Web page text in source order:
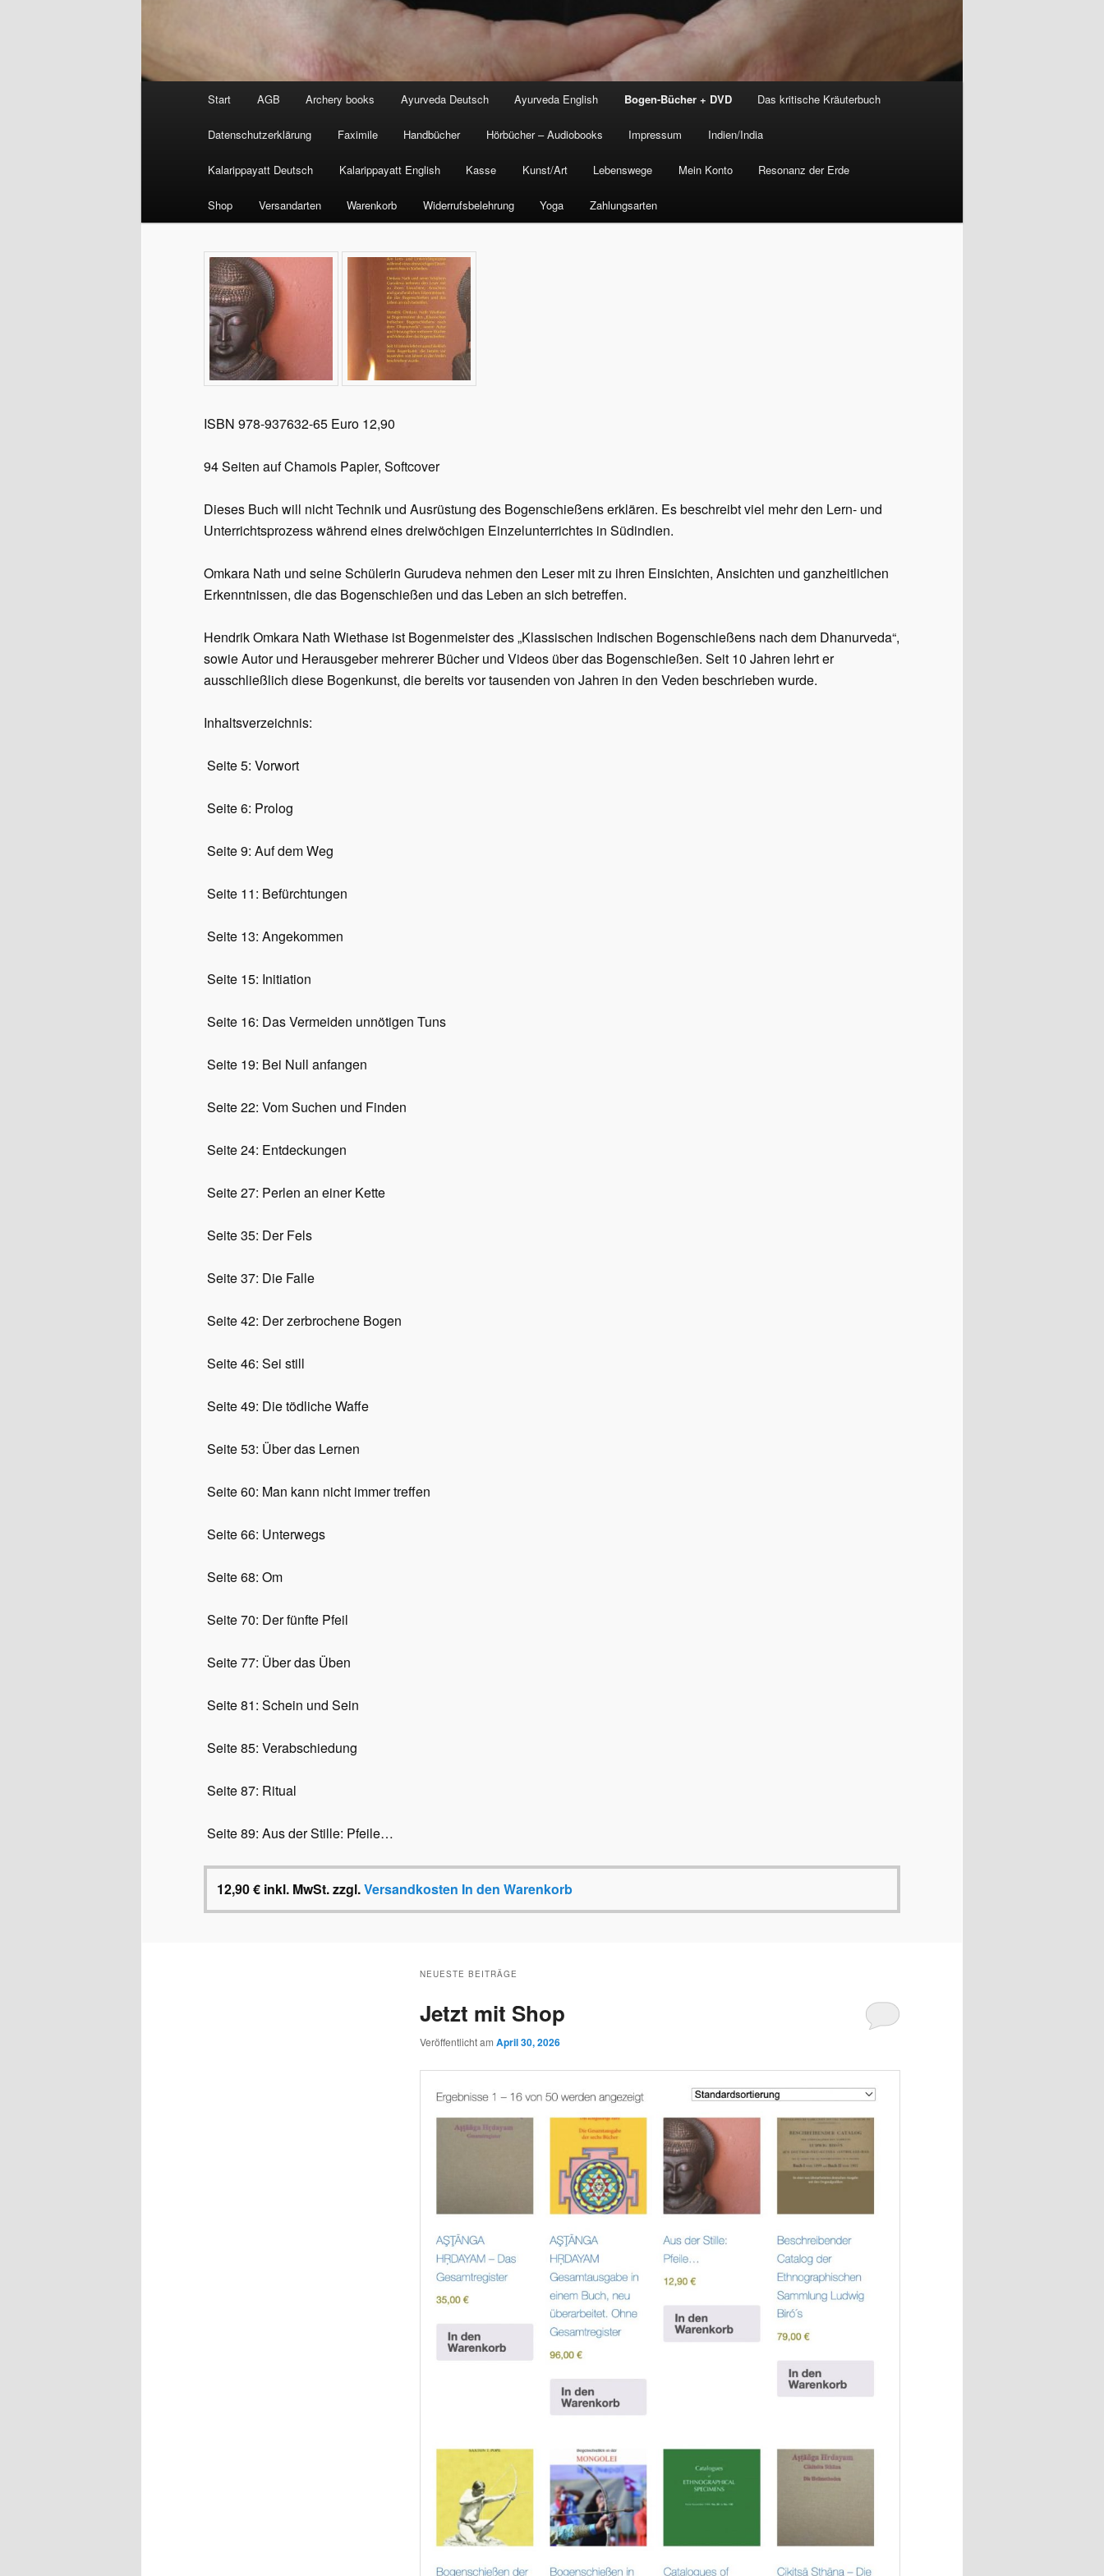
Start AGB Archery books Ayurveda Deutsch Ayurveda English Bogen-Bücher + DVD Das kritische Kräuterbuch
Datenschutzerklärung Faximile Handbücher Hörbücher – Audiobooks Impressum Indien/India
Kalarippayatt Deutsch Kalarippayatt English Kasse Kunst/Art Lebenswege Mein Konto Resonanz der Erde
Shop Versandarten Warenkorb Widerrufsbelehrung Yoga Zahlungsarten
ISBN 978-937632-65 Euro 12,90
94 Seiten auf Chamois Papier, Softcover
Dieses Buch will nicht Technik und Ausrüstung des Bogenschießens erklären. Es beschreibt viel mehr den Lern- und
Unterrichtsprozess während eines dreiwöchigen Einzelunterrichtes in Südindien.
Omkara Nath und seine Schülerin Gurudeva nehmen den Leser mit zu ihren Einsichten, Ansichten und ganzheitlichen
Erkenntnissen, die das Bogenschießen und das Leben an sich betreffen.
Hendrik Omkara Nath Wiethase ist Bogenmeister des „Klassischen Indischen Bogenschießens nach dem Dhanurveda“,
sowie Autor und Herausgeber mehrerer Bücher und Videos über das Bogenschießen. Seit 10 Jahren lehrt er
ausschließlich diese Bogenkunst, die bereits vor tausenden von Jahren in den Veden beschrieben wurde.
Inhaltsverzeichnis:
Seite 5: Vorwort
Seite 6: Prolog
Seite 9: Auf dem Weg
Seite 11: Befürchtungen
Seite 13: Angekommen
Seite 15: Initiation
Seite 16: Das Vermeiden unnötigen Tuns
Seite 19: Bei Null anfangen
Seite 22: Vom Suchen und Finden
Seite 24: Entdeckungen
Seite 27: Perlen an einer Kette
Seite 35: Der Fels
Seite 37: Die Falle
Seite 42: Der zerbrochene Bogen
Seite 46: Sei still
Seite 49: Die tödliche Waffe
Seite 53: Über das Lernen
Seite 60: Man kann nicht immer treffen
Seite 66: Unterwegs
Seite 68: Om
Seite 70: Der fünfte Pfeil
Seite 77: Über das Üben
Seite 81: Schein und Sein
Seite 85: Verabschiedung
Seite 87: Ritual
Seite 89: Aus der Stille: Pfeile…
12,90€ inkl. MwSt.zzgl.Versandkosten In den Warenkorb
NEUESTE BEITRÄGE
Jetzt mit Shop
Veröffentlicht am April 30, 2026